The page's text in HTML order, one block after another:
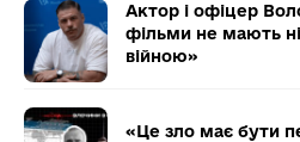
Актор і офіцер
фільми не мають
війною»
«Це зло має бути